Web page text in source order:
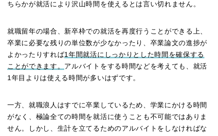
ちらかが就活により沢山時間を使えるとは言い切れません。
就職留年の場合、新卒枠での就活を再度行うことができる上、
卒業に必要な残りの単位数が少なかったり、卒業論文の進捗が
よかったりすれば1年間就活にしっかりとした時間を確保する
ことができます。 アルバイトをする時間などを考えても、就活
1年目よりは使える時間が多いはずです。
一方、就職浪人はすでに卒業しているため、学業にかける時間
がなく、極論全ての時間を就活に使うことも不可能ではありま
せん。しかし、生計を立てるためのアルバイトをしなければな